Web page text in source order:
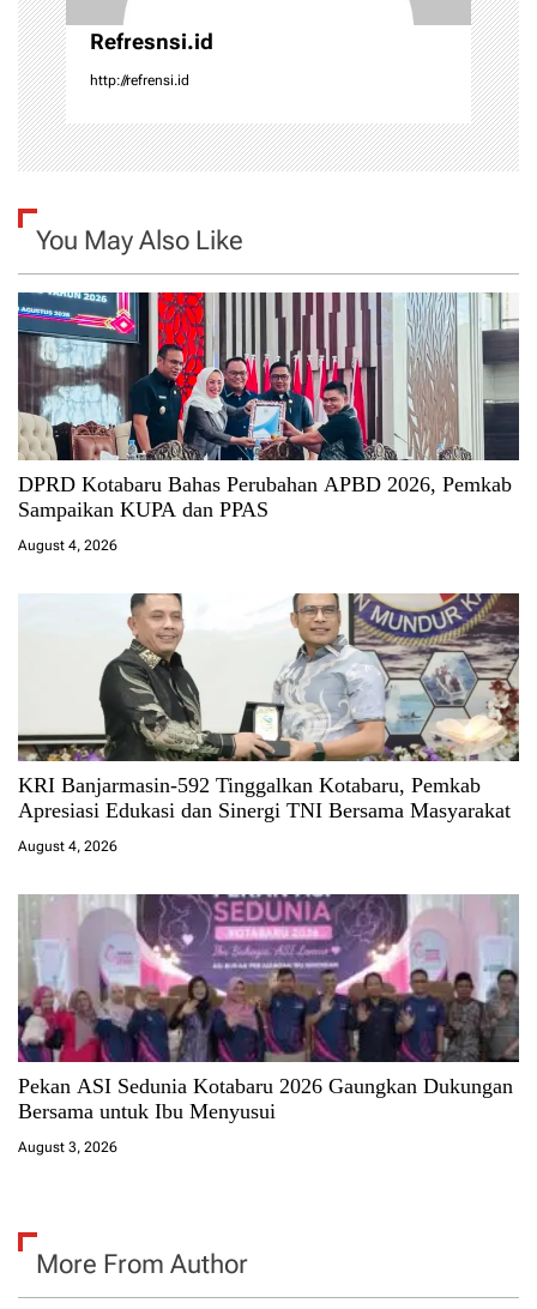
Refresnsi.id
http://refrensi.id
You May Also Like
DPRD Kotabaru Bahas Perubahan APBD 2026, Pemkab
Sampaikan KUPA dan PPAS
August 4, 2026
KRI Banjarmasin-592 Tinggalkan Kotabaru, Pemkab
Apresiasi Edukasi dan Sinergi TNI Bersama Masyarakat
August 4, 2026
Pekan ASI Sedunia Kotabaru 2026 Gaungkan Dukungan
Bersama untuk Ibu Menyusui
August 3, 2026
More From Author